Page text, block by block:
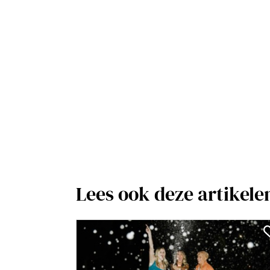
Lees ook deze